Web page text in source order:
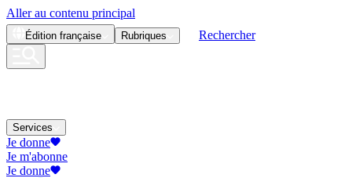
Aller au contenu principal
Édition française Rubriques Rechercher
Services
Je donne
Je m'abonne
Je donne